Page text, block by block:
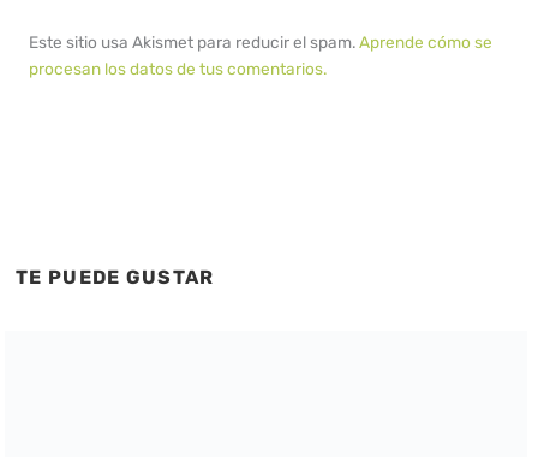
Este sitio usa Akismet para reducir el spam.Aprende cómo se
procesan los datos de tus comentarios.
TE PUEDE GUSTAR